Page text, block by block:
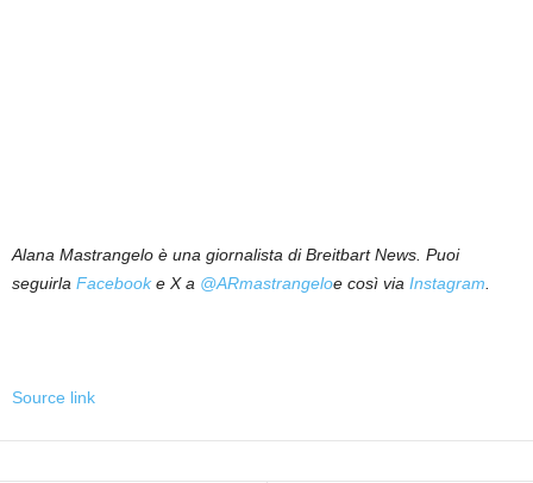
Alana Mastrangelo è una giornalista di Breitbart News. Puoi
seguirla Facebooke X a @ARmastrangeloe così via Instagram
Source link